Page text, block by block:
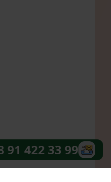
91 422 33 99